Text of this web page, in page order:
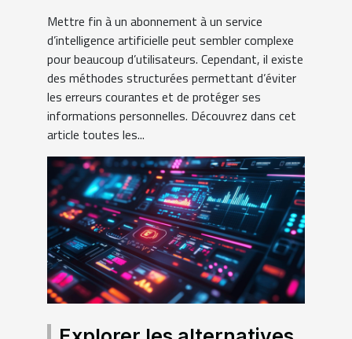
Mettre fin à un abonnement à un service
d’intelligence artificielle peut sembler complexe
pour beaucoup d’utilisateurs. Cependant, il existe
des méthodes structurées permettant d’éviter
les erreurs courantes et de protéger ses
informations personnelles. Découvrez dans cet
article toutes les...